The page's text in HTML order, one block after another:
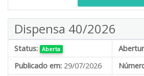
Dispensa 40/2026
Status: Aberta
Publicado em: 29/07/2026